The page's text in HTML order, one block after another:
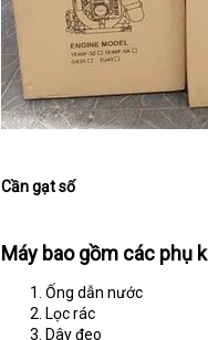
Cần gạt số
Máy bao gồm các phụ
Ống dẫn nước
Lọc rác
Dây đeo